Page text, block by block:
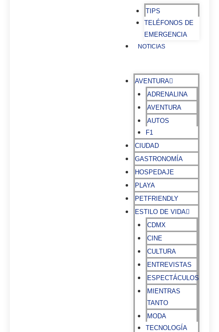
TIPS
TELÉFONOS DE
EMERGENCIA
NOTICIAS
AVENTURA
ADRENALINA
AVENTURA
AUTOS
F1
CIUDAD
GASTRONOMÍA
HOSPEDAJE
PLAYA
PETFRIENDLY
ESTILO DE VIDA
CDMX
CINE
CULTURA
ENTREVISTAS
ESPECTÁCULOS
MIENTRAS
TANTO
MODA
TECNOLOGÍA